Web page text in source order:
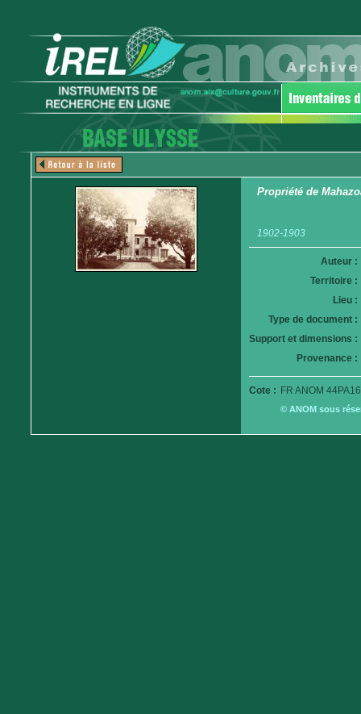
Propriété de
1902-1903
Auteur :
Territoire :
Lieu :
Type de document :
Support et dimensions :
Provenance :
Cote : FR ANOM
© ANOM sous